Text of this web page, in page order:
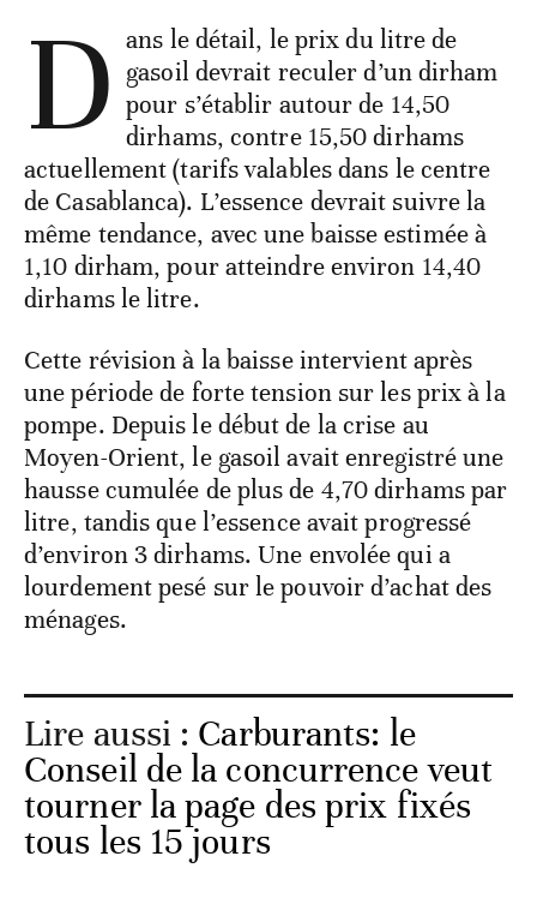
D ans le détail, le prix du litre de
gasoil devrait reculer d’un dirham
pour s’établir autour de 14,50
dirhams, contre 15,50 dirhams
actuellement (tarifs valables dans le centre
de Casablanca). L’essence devrait suivre la
même tendance, avec une baisse estimée à
1,10 dirham, pour atteindre environ 14,40
dirhams le litre.
Cette révision à la baisse intervient après
une période de forte tension sur les prix à la
pompe. Depuis le début de la crise au
Moyen-Orient, le gasoil avait enregistré une
hausse cumulée de plus de 4,70 dirhams par
litre, tandis que l’essence avait progressé
d’environ 3 dirhams. Une envolée qui a
lourdement pesé sur le pouvoir d’achat des
ménages.
Lire aussi : Carburants: le
Conseil de la concurrence veut
tourner la page des prix fixés
tous les 15 jours